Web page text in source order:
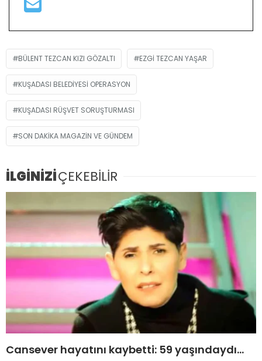
BÜLENT TEZCAN KIZI GÖZALTI EZGI TEZCAN YAŞAR
KUŞADASI BELEDIYESI OPERASYON
KUŞADASI RÜŞVET SORUŞTURMASI
SON DAKIKA MAGAZIN VE GÜNDEM
İLGİNİZİÇEKEBİLİR
Cansever hayatını kaybetti: 59 yaşındaydı…